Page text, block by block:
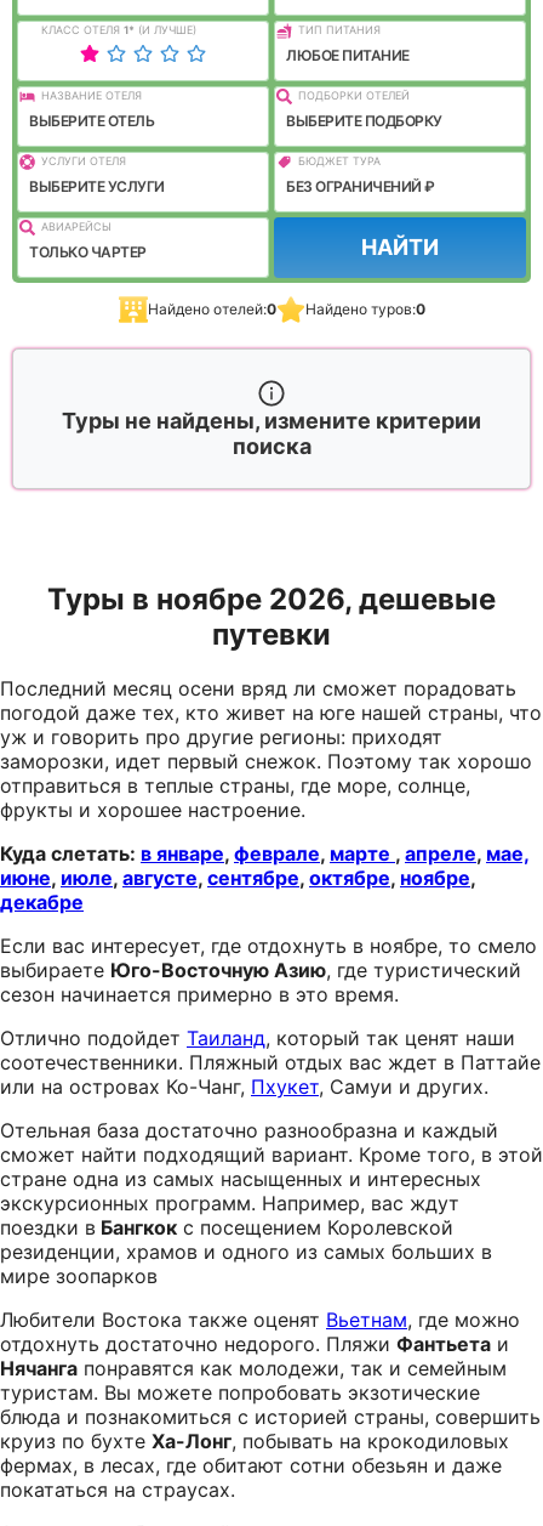
КЛАСС ОТЕЛЯ 1* (И ЛУЧШЕ) ТИП ПИТАНИЯ
ЛЮБОЕ ПИТАНИЕ
НАЗВАНИЕ ОТЕЛЯ
ВЫБЕРИТЕ ОТЕЛЬ
ПОДБОРКИ ОТЕЛЕЙ
ВЫБЕРИТЕ ПОДБОРКУ
УСЛУГИ ОТЕЛЯ
ВЫБЕРИТЕ УСЛУГИ
БЮДЖЕТ ТУРА
БЕЗ ОГРАНИЧЕНИЙ ₽
АВИАРЕЙСЫ
ТОЛЬКО ЧАРТЕР НАЙТИ
Найдено отелей:0 Найдено туров:0
Туры не найдены, измените критерии
поиска
Туры в ноябре 2026, дешевые
путевки
Последний месяц осени вряд ли сможет порадовать
погодой даже тех, кто живет на юге нашей страны, что
уж и говорить про другие регионы: приходят
заморозки, идет первый снежок. Поэтому так хорошо
отправиться в теплые страны, где море, солнце,
фрукты и хорошее настроение.
Куда слетать: в январе, феврале, марте , апреле, мае,
июне, июле, августе, сентябре, октябре, ноябре,
декабре
Если вас интересует, где отдохнуть в ноябре, то смело
выбираете Юго-Восточную Азию, где туристический
сезон начинается примерно в это время.
Отлично подойдет Таиланд, который так ценят наши
соотечественники. Пляжный отдых вас ждет в Паттайе
или на островах Ко-Чанг, Пхукет, Самуи и других.
Отельная база достаточно разнообразна и каждый
сможет найти подходящий вариант. Кроме того, в этой
стране одна из самых насыщенных и интересных
экскурсионных программ. Например, вас ждут
поездки в Бангкок с посещением Королевской
резиденции, храмов и одного из самых больших в
мире зоопарков
Любители Востока также оценят Вьетнам, где можно
отдохнуть достаточно недорого. Пляжи Фантьета и
Нячанга понравятся как молодежи, так и семейным
туристам. Вы можете попробовать экзотические
блюда и познакомиться с историей страны, совершить
круиз по бухте Ха-Лонг, побывать на крокодиловых
фермах, в лесах, где обитают сотни обезьян и даже
покататься на страусах.